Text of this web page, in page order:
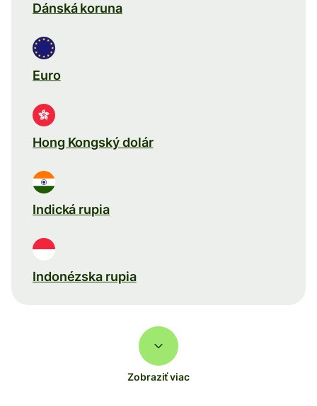
Dánská koruna
Euro
Hong Kongský dolár
Indická rupia
Indonézska rupia
Zobraziť viac